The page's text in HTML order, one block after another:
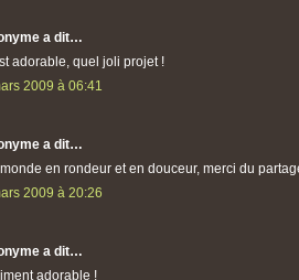
a dit…
adorable, quel joli projet !
2009 à 06:41
a dit…
en rondeur et en douceur, merci du
2009 à 20:26
a dit…
adorable !